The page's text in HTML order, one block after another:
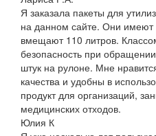
Я заказала пакеты для
на данном сайте. Они
вмещают 110 литров.
безопасность при
штук на рулоне. Мне
качества и удобны в
продукт для организаций,
медицинских отходов.
Юлия К